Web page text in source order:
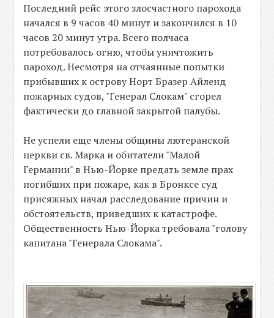
Последний рейс этого злосчастного парохода
начался в 9 часов 40 минут и закончился в 10
часов 20 минут утра. Всего полчаса
потребовалось огню, чтобы уничтожить
пароход. Несмотря на отчаянные попытки
прибывших к острову Норт Бразер Айленд
пожарных судов, "Генерал Слокам" сгорел
фактически до главной закрытой палубы.
Не успели еще члены общины лютеранской
церкви св. Марка и обитатели "Малой
Германии" в Нью-Йорке предать земле прах
погибших при пожаре, как в Бронксе суд
присяжных начал расследование причин и
обстоятельств, приведших к катастрофе.
Общественность Нью-Йорка требовала "голову
капитана "Генерала Слокама".